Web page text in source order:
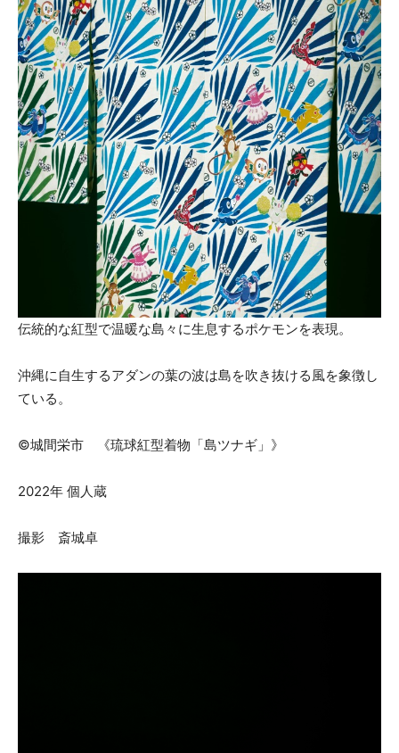
伝統的な紅型で温暖な島々に生息するポケモンを表現。
沖縄に自生するアダンの葉の波は島を吹き抜ける風を象徴し
ている。
©城間栄市 《琉球紅型着物「島ツナギ」》
2022年 個人蔵
撮影 斎城卓